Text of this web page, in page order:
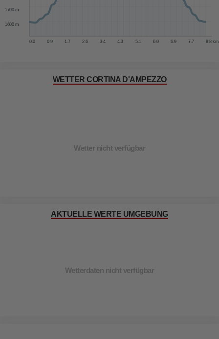
0.0 0.9 1.7 2.6 3.4 4.3 5.1 6.0 6.9 7.7 8.8 km
1600 m
1700 m
WETTER CORTINA D'AMPEZZO
Wetter nicht verfügbar
AKTUELLE WERTE UMGEBUNG
Wetterdaten nicht verfügbar